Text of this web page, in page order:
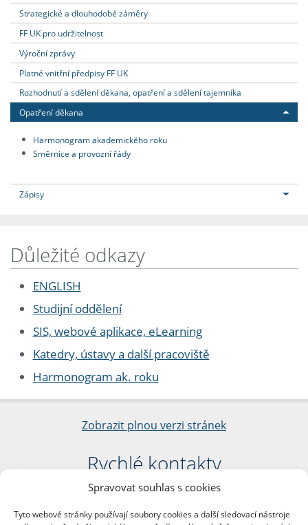
Spravovat souhlas s cookies
Tyto webové stránky používají soubory cookies a další sledovací nástroje
Strategické a dlouhodobé záměry
FF UK pro udržitelnost
Výroční zprávy
Platné vnitřní předpisy FF UK
Rozhodnutí a sdělení děkana, opatření a sdělení tajemníka
Opatření děkana
Harmonogram akademického roku
Směrnice a provozní řády
Zápisy
Důležité odkazy
ENGLISH
Studijní oddělení
SIS, webové aplikace, eLearning
Katedry, ústavy a další pracoviště
Harmonogram ak. roku
Zobrazit plnou verzi stránek
Rychlé kontakty
Filozofická fakulta
nám. Jana Palacha 1/2